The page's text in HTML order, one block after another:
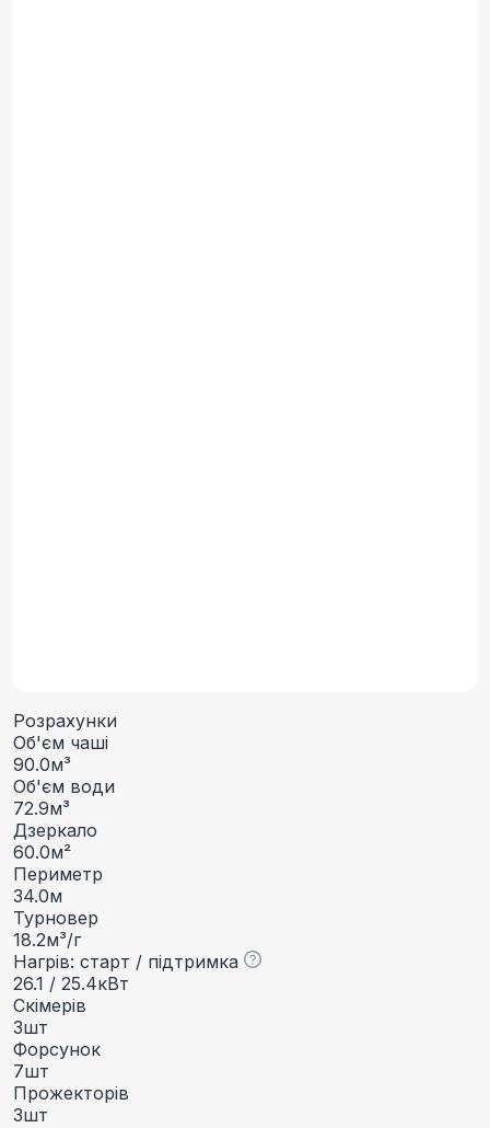
Розрахунки
Об'єм чаші
90.0м³
Об'єм води
72.9м³
Дзеркало
60.0м²
Периметр
34.0м
Турновер
18.2м³/г
Нагрів: старт / підтримка
26.1 / 25.4кВт
Скімерів
3шт
Форсунок
7шт
Прожекторів
3шт